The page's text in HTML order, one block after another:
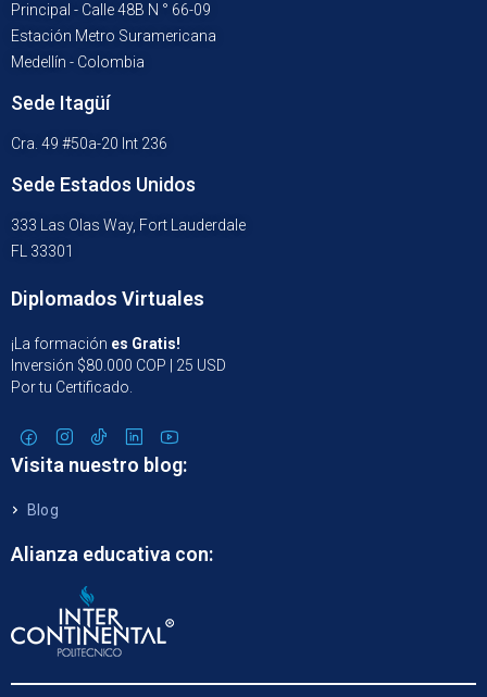
Principal - Calle 48B N ° 66-09
Estación Metro Suramericana
Medellín - Colombia
Sede Itagüí
Cra. 49 #50a-20 Int 236
Sede Estados Unidos
333 Las Olas Way, Fort Lauderdale
FL 33301
Diplomados Virtuales
¡La formación es Gratis!
Inversión $80.000 COP | 25 USD
Por tu Certificado.
Visita nuestro blog:
Blog
Alianza educativa con: